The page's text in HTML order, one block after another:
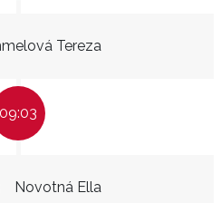
Tereza
09:03
Novotná Ella